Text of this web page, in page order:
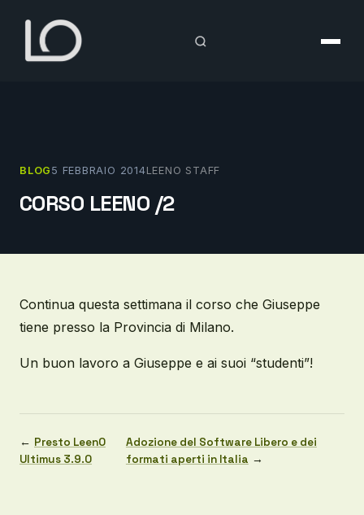
contenuto
BLOG 5 FEBBRAIO 2014LEENO STAFF
CORSO LEENO /2
Continua questa settimana il corso che Giuseppe
tiene presso la Provincia di Milano.
Un buon lavoro a Giuseppe e ai suoi “studenti”!
← Presto LeenO
Ultimus 3.9.0
Adozione del Software Libero e dei
formati aperti in Italia →